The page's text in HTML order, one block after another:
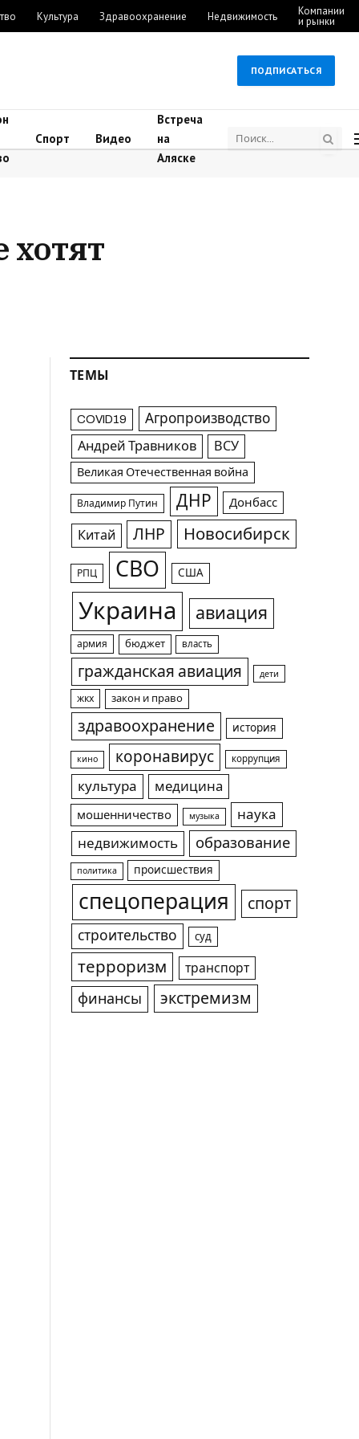
Культура Здравоохранение Недвижимость Компании
и рынки
ПОДПИСАТЬСЯ
Спорт Видео
Встреча
на
Аляске
хотят
ТЕМЫ
COVID19 Агропроизводство
Андрей Травников ВСУ
Великая Отечественная война
Владимир Путин ДНР Донбасс
Китай ЛНР Новосибирск
РПЦ СВО США
Украина авиация
армия бюджет власть
гражданская авиация дети
жкх закон и право
здравоохранение история
кино коронавирус коррупция
культура медицина
мошенничество музыка
наука
недвижимость
образование
политика происшествия
спецоперация спорт
строительство суд
терроризм транспорт
финансы экстремизм